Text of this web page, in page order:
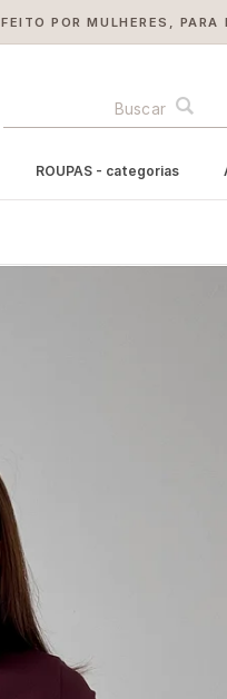
FEITO POR MULHERES, PARA
ROUPAS - categorias